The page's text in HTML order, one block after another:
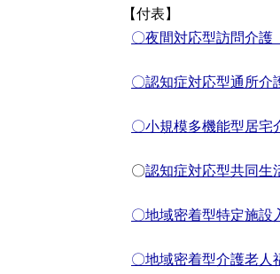
【付表】
〇夜間対応型訪問介護
〇認知症対応型通所介
〇小規模多機能型居宅
〇認知症対応型共同生
〇地域密着型特定施設
〇地域密着型介護老人